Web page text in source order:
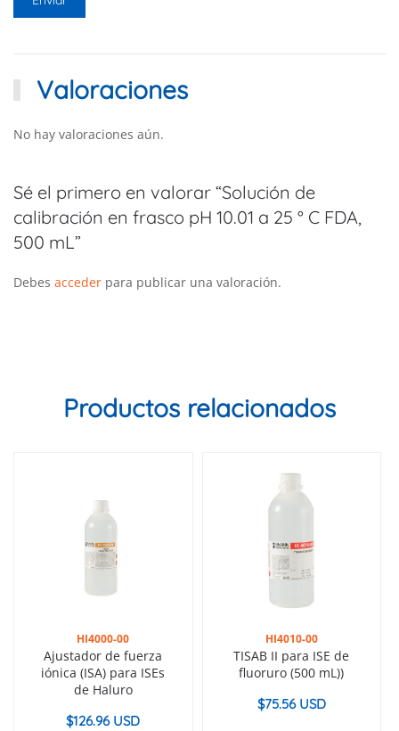
Valoraciones
No hay valoraciones aún.
Sé el primero en valorar “Solución de
calibración en frasco pH 10.01 a 25 ° C FDA,
500 mL”
Debes acceder para publicar una valoración.
Productos relacionados
HI4000-00
Ajustador de fuerza
iónica (ISA) para ISEs
de Haluro
$126.96 USD
HI4010-00
TISAB II para ISE de
fluoruro (500 mL))
$75.56 USD